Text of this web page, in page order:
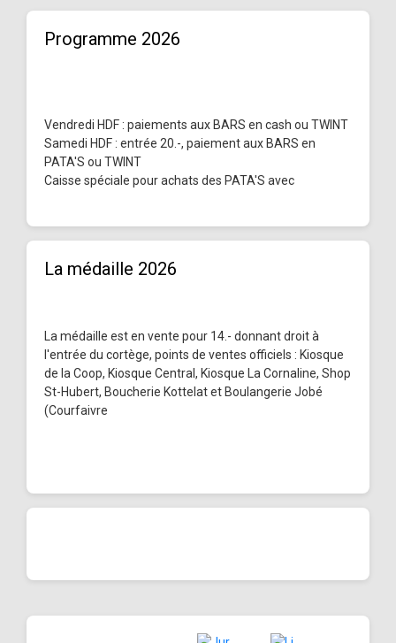
Programme 2026
Vendredi HDF : paiements aux BARS en cash ou TWINT
Samedi HDF : entrée 20.-, paiement aux BARS en
PATA'S ou TWINT
Caisse spéciale pour achats des PATA'S avec
La médaille 2026
La médaille est en vente pour 14.- donnant droit à
l'entrée du cortège, points de ventes officiels : Kiosque
de la Coop, Kiosque Central, Kiosque La Cornaline, Shop
St-Hubert, Boucherie Kottelat et Boulangerie Jobé
(Courfaivre